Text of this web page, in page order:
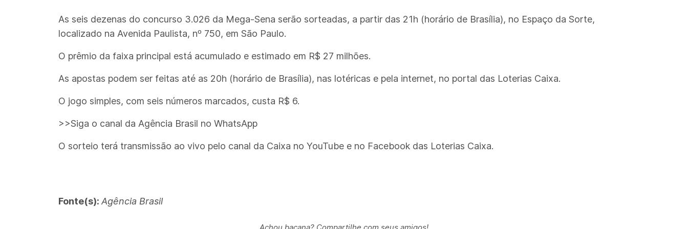
As seis dezenas do concurso 3.026 da Mega-Sena serão sorteadas, a partir das 21h (horário de Brasília), no Espaço da Sorte,
localizado na Avenida Paulista, nº 750, em São Paulo.
O prêmio da faixa principal está acumulado e estimado em R$ 27 milhões.
As apostas podem ser feitas até as 20h (horário de Brasília), nas lotéricas e pela internet, no portal das Loterias Caixa.
O jogo simples, com seis números marcados, custa R$ 6.
>>Siga o canal da Agência Brasil no WhatsApp
O sorteio terá transmissão ao vivo pelo canal da Caixa no YouTube e no Facebook das Loterias Caixa.
Fonte(s): Agência Brasil